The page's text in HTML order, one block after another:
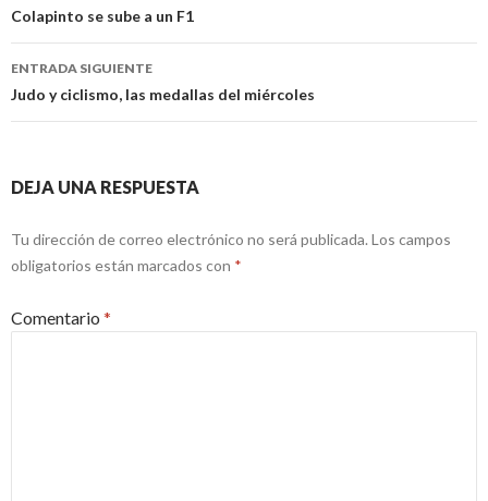
de
entradas
Colapinto se sube a un F1
ENTRADA SIGUIENTE
Judo y ciclismo, las medallas del miércoles
DEJA UNA RESPUESTA
Tu dirección de correo electrónico no será publicada. Los campos
obligatorios están marcados con *
Comentario *